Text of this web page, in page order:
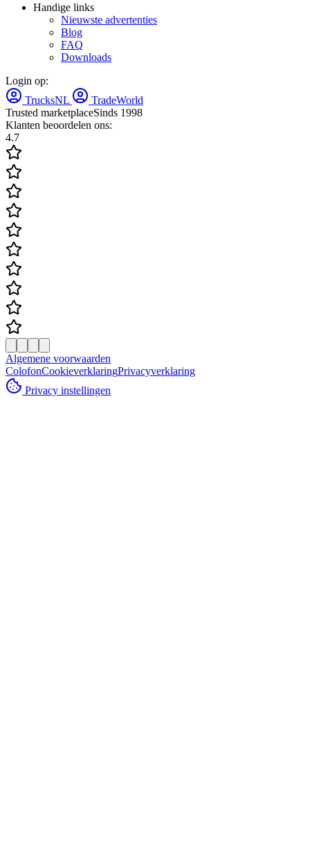
Handige links
Nieuwste advertenties
Blog
FAQ
Downloads
Login op:
TrucksNL
TradeWorld
Trusted marketplaceSinds 1998
Klanten beoordelen ons:
4.7
Algemene voorwaarden
ColofonCookieverklaringPrivacyverklaring
Privacy instellingen